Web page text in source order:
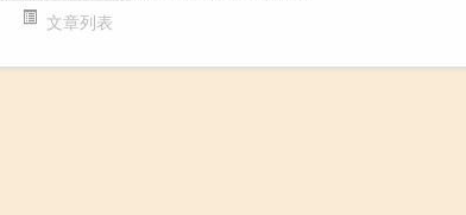
文章列表